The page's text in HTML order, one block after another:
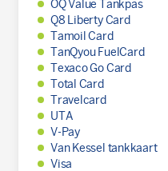
OQ Value Tankpas
Q8 Liberty Card
Tamoil Card
TanQyou FuelCard
Texaco Go Card
Total Card
Travelcard
UTA
V-Pay
Van Kessel tankkaart
Visa